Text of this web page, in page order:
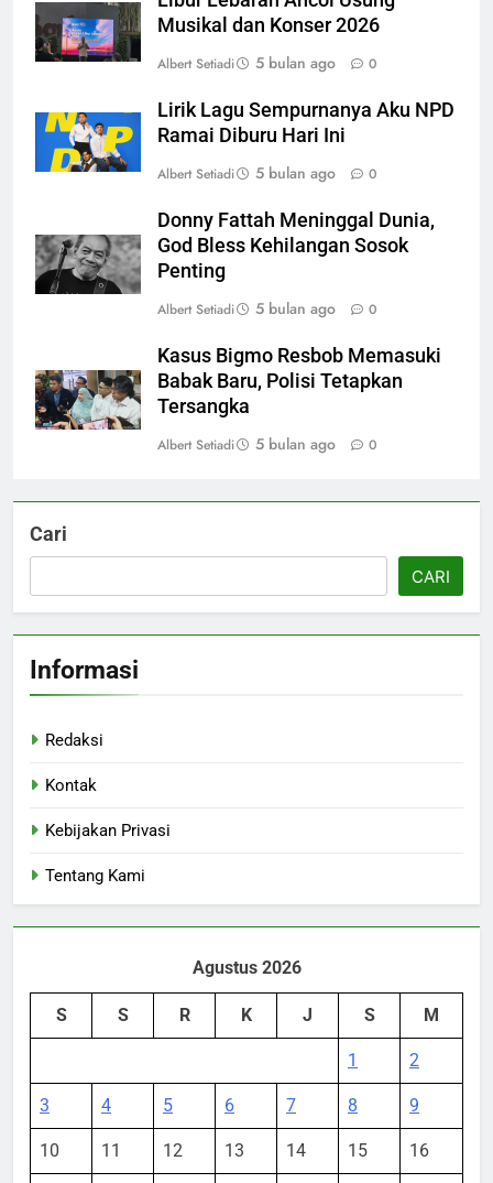
Musikal dan Konser 2026
Albert Setiadi 5 bulan ago 0
Lirik Lagu Sempurnanya Aku NPD
Ramai Diburu Hari Ini
Albert Setiadi 5 bulan ago 0
Donny Fattah Meninggal Dunia,
God Bless Kehilangan Sosok
Penting
Albert Setiadi 5 bulan ago 0
Kasus Bigmo Resbob Memasuki
Babak Baru, Polisi Tetapkan
Tersangka
Albert Setiadi 5 bulan ago 0
Cari
CARI
Informasi
Redaksi
Kontak
Kebijakan Privasi
Tentang Kami
Agustus 2026
S S R K J S M
1 2
3 4 5 6 7 8 9
10 11 12 13 14 15 16